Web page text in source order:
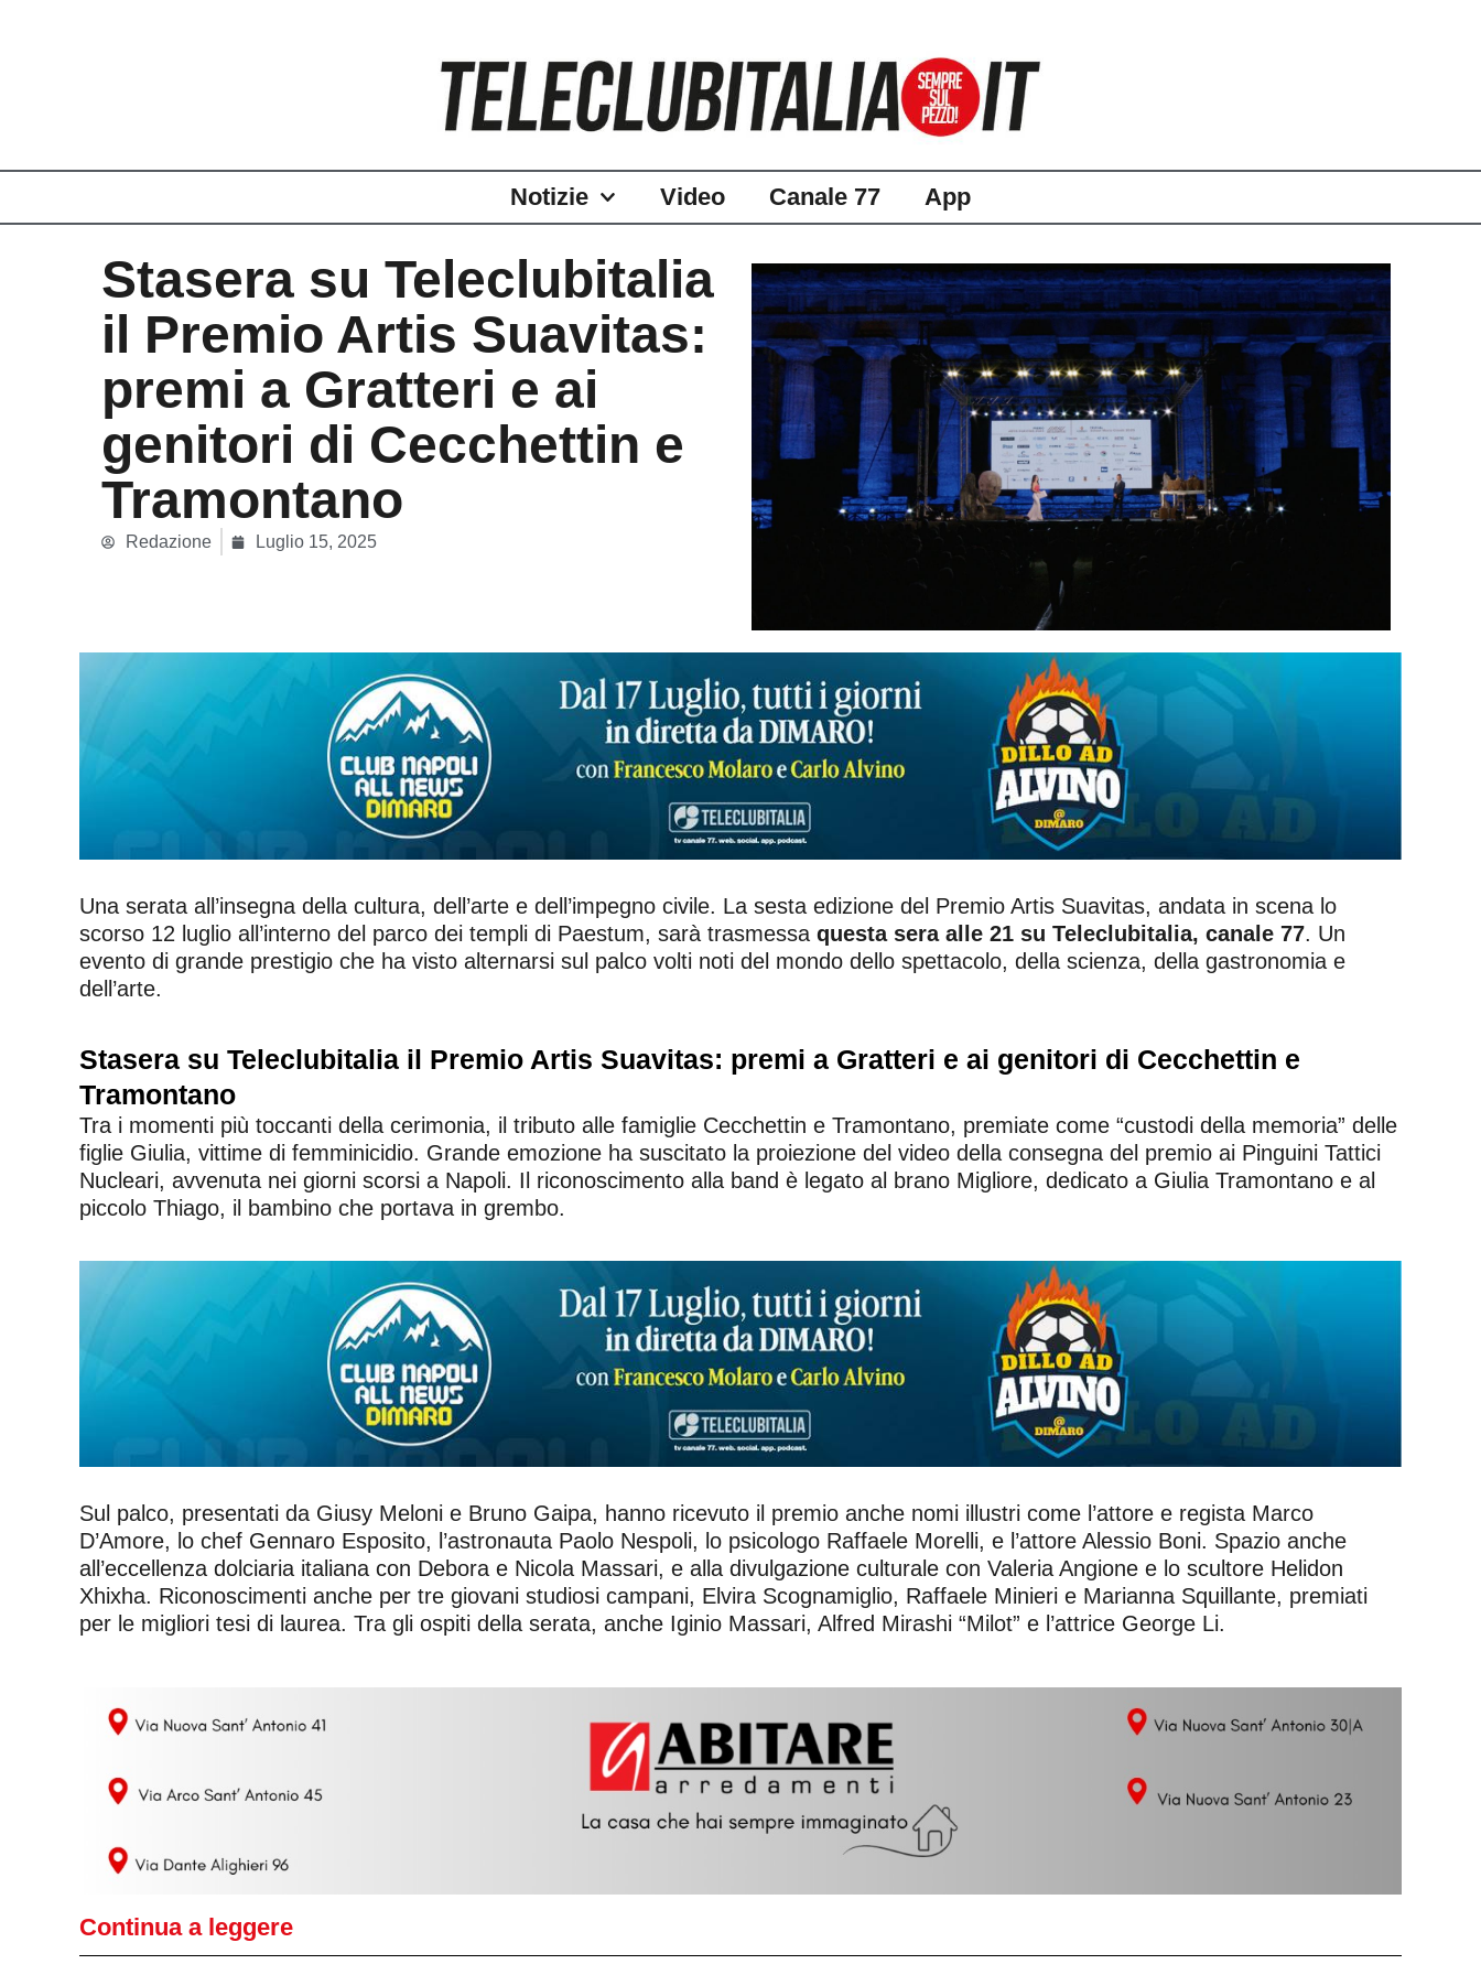
Notizie Video Canale 77 App
Stasera su Teleclubitalia
il Premio Artis Suavitas:
premi a Gratteri e ai
genitori di Cecchettin e
Tramontano
Redazione Luglio 15, 2025
Una serata all’insegna della cultura, dell’arte e dell’impegno civile. La sesta edizione del Premio Artis Suavitas, andata in scena lo
scorso 12 luglio all’interno del parco dei templi di Paestum, sarà trasmessa questa sera alle 21 su Teleclubitalia, canale 77. Un
evento di grande prestigio che ha visto alternarsi sul palco volti noti del mondo dello spettacolo, della scienza, della gastronomia e
dell’arte.
Stasera su Teleclubitalia il Premio Artis Suavitas: premi a Gratteri e ai genitori di Cecchettin e
Tramontano
Tra i momenti più toccanti della cerimonia, il tributo alle famiglie Cecchettin e Tramontano, premiate come “custodi della memoria” delle
figlie Giulia, vittime di femminicidio. Grande emozione ha suscitato la proiezione del video della consegna del premio ai Pinguini Tattici
Nucleari, avvenuta nei giorni scorsi a Napoli. Il riconoscimento alla band è legato al brano Migliore, dedicato a Giulia Tramontano e al
piccolo Thiago, il bambino che portava in grembo.
Sul palco, presentati da Giusy Meloni e Bruno Gaipa, hanno ricevuto il premio anche nomi illustri come l’attore e regista Marco
D’Amore, lo chef Gennaro Esposito, l’astronauta Paolo Nespoli, lo psicologo Raffaele Morelli, e l’attore Alessio Boni. Spazio anche
all’eccellenza dolciaria italiana con Debora e Nicola Massari, e alla divulgazione culturale con Valeria Angione e lo scultore Helidon
Xhixha. Riconoscimenti anche per tre giovani studiosi campani, Elvira Scognamiglio, Raffaele Minieri e Marianna Squillante, premiati
per le migliori tesi di laurea. Tra gli ospiti della serata, anche Iginio Massari, Alfred Mirashi “Milot” e l’attrice George Li.
Continua a leggere